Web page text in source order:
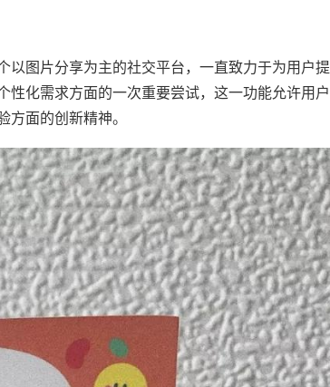
以图片分享为主的社交平台，一直致力于为用户提
性化需求方面的一次重要尝试，这一功能允许用户
面的创新精神。